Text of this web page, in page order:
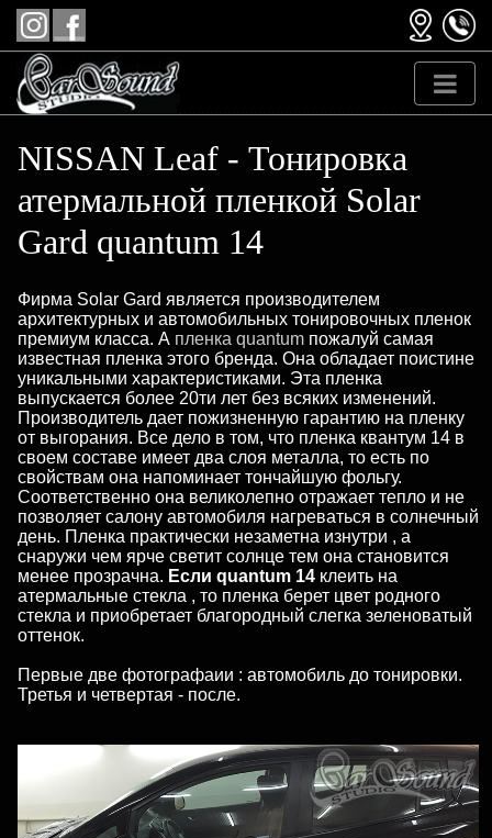
NISSAN Leaf - Тонировка
атермальной пленкой Solar
Gard quantum 14
Фирма Solar Gard является производителем
архитектурных и автомобильных тонировочных пленок
премиум класса. А пленка quantum пожалуй самая
известная пленка этого бренда. Она обладает поистине
уникальными характеристиками. Эта пленка
выпускается более 20ти лет без всяких изменений.
Производитель дает пожизненную гарантию на пленку
от выгорания. Все дело в том, что пленка квантум 14 в
своем составе имеет два слоя металла, то есть по
свойствам она напоминает тончайшую фольгу.
Соответственно она великолепно отражает тепло и не
позволяет салону автомобиля нагреваться в солнечный
день. Пленка практически незаметна изнутри , а
снаружи чем ярче светит солнце тем она становится
менее прозрачна. Если quantum 14 клеить на
атермальные стекла , то пленка берет цвет родного
стекла и приобретает благородный слегка зеленоватый
оттенок.
Первые две фотографаии : автомобиль до тонировки.
Третья и четвертая - после.